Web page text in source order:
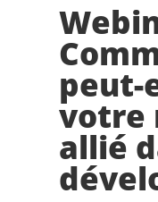
peut-
votre
allié